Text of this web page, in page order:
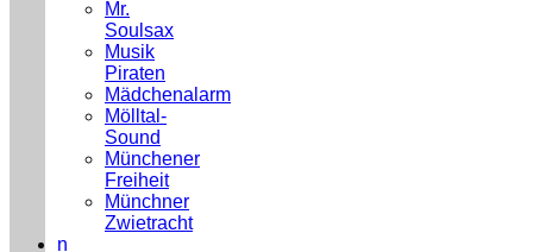
Mr.
Soulsax
Musik
Piraten
Mädchenalarm
Mölltal-
Sound
Münchener
Freiheit
Münchner
Zwietracht
n